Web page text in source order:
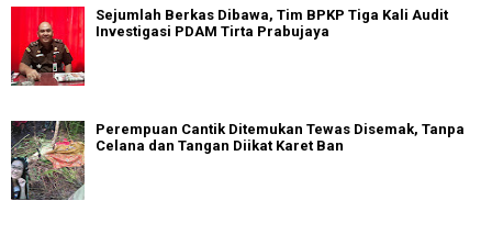
Sejumlah Berkas Dibawa, Tim BPKP Tiga Kali Audit
Investigasi PDAM Tirta Prabujaya
Perempuan Cantik Ditemukan Tewas Disemak, Tanpa
Celana dan Tangan Diikat Karet Ban